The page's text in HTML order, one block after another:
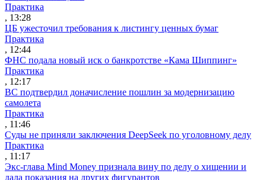
Практика
, 13:28
ЦБ ужесточил требования к листингу ценных бумаг
Практика
, 12:44
ФНС подала новый иск о банкротстве «Кама Шиппинг»
Практика
, 12:17
ВС подтвердил доначисление пошлин за модернизацию
самолета
Практика
, 11:46
Суды не приняли заключения DeepSeek по уголовному делу
Практика
, 11:17
Экс-глава Mind Money признала вину по делу о хищении и
дала показания на других фигурантов